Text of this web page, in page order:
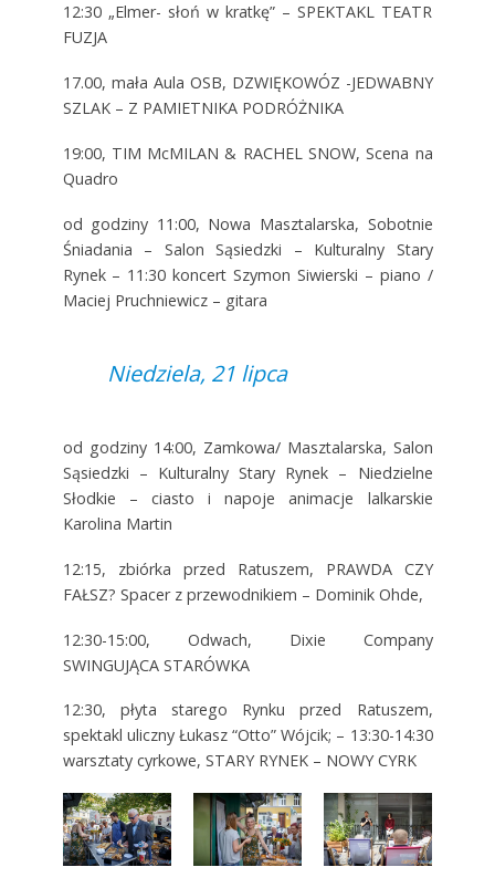
12:30 „Elmer- słoń w kratkę” – SPEKTAKL TEATR
FUZJA
17.00, mała Aula OSB, DZWIĘKOWÓZ -JEDWABNY
SZLAK – Z PAMIETNIKA PODRÓŻNIKA
19:00, TIM McMILAN & RACHEL SNOW, Scena na
Quadro
od godziny 11:00, Nowa Masztalarska, Sobotnie
Śniadania – Salon Sąsiedzki – Kulturalny Stary
Rynek – 11:30 koncert Szymon Siwierski – piano /
Maciej Pruchniewicz – gitara
Niedziela, 21 lipca
od godziny 14:00, Zamkowa/ Masztalarska, Salon
Sąsiedzki – Kulturalny Stary Rynek – Niedzielne
Słodkie – ciasto i napoje animacje lalkarskie
Karolina Martin
12:15, zbiórka przed Ratuszem, PRAWDA CZY
FAŁSZ? Spacer z przewodnikiem – Dominik Ohde,
12:30-15:00, Odwach, Dixie Company
SWINGUJĄCA STARÓWKA
12:30, płyta starego Rynku przed Ratuszem,
spektakl uliczny Łukasz “Otto” Wójcik; – 13:30-14:30
warsztaty cyrkowe, STARY RYNEK – NOWY CYRK